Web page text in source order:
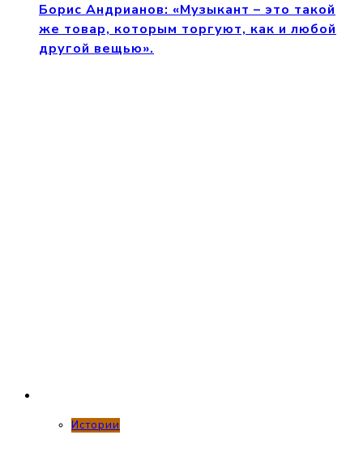
Борис Андрианов: «Музыкант – это такой
же товар, которым торгуют, как и любой
другой вещью».
Истории